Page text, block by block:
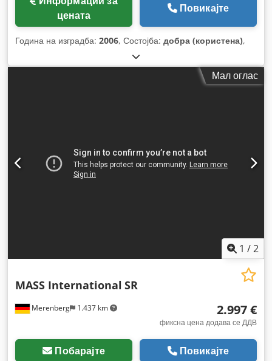
цената
Повикајте
Година на изградба: 2006, Состојба: добра (користена),
Мал оглас
1 /2
Merenberg 1.437 km
MASS International SR
2.997 €
фиксна цена додава се ДДВ
Побарајте Повикајте